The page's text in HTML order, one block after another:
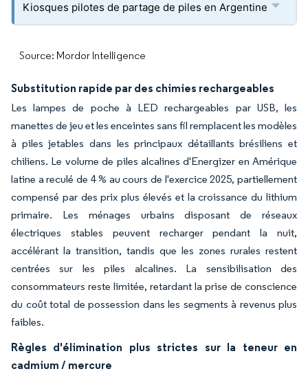
Kiosques pilotes de partage de piles en Argentine
Source: Mordor Intelligence
Substitution rapide par des chimies rechargeables
Les lampes de poche à LED rechargeables par USB, les
manettes de jeu et les enceintes sans fil remplacent les modèles
à piles jetables dans les principaux détaillants brésiliens et
chiliens. Le volume de piles alcalines d'Energizer en Amérique
latine a reculé de 4 % au cours de l'exercice 2025, partiellement
compensé par des prix plus élevés et la croissance du lithium
primaire. Les ménages urbains disposant de réseaux
électriques stables peuvent recharger pendant la nuit,
accélérant la transition, tandis que les zones rurales restent
centrées sur les piles alcalines. La sensibilisation des
consommateurs reste limitée, retardant la prise de conscience
du coût total de possession dans les segments à revenus plus
faibles.
Règles d'élimination plus strictes sur la teneur en
cadmium / mercure